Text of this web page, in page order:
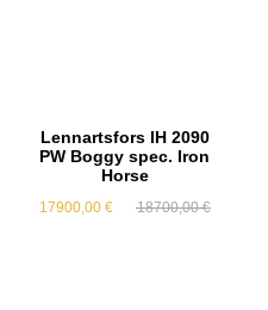
Lennartsfors IH 2090
PW Boggy spec. Iron
Horse
18700,00€Original
17900,00 €
Current